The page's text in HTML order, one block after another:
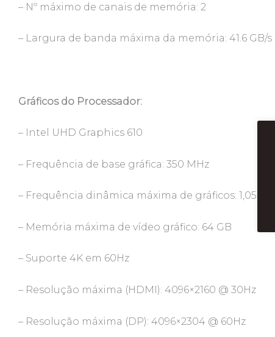
– Nº máximo de canais de memória: 2
– Largura de banda máxima da memória: 41.6 GB/s
Gráficos do Processador:
– Intel UHD Graphics 610
– Frequência de base gráfica: 350 MHz
– Frequência dinâmica máxima de gráficos: 1,05 GHz
– Memória máxima de vídeo gráfico: 64 GB
– Suporte 4K em 60Hz
– Resolução máxima (HDMI): 4096×2160 @ 30Hz
– Resolução máxima (DP): 4096×2304 @ 60Hz